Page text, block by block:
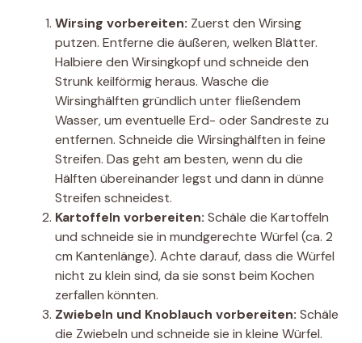
Wirsing vorbereiten: Zuerst den Wirsing
putzen. Entferne die äußeren, welken Blätter.
Halbiere den Wirsingkopf und schneide den
Strunk keilförmig heraus. Wasche die
Wirsinghälften gründlich unter fließendem
Wasser, um eventuelle Erd- oder Sandreste zu
entfernen. Schneide die Wirsinghälften in feine
Streifen. Das geht am besten, wenn du die
Hälften übereinander legst und dann in dünne
Streifen schneidest.
Kartoffeln vorbereiten: Schäle die Kartoffeln
und schneide sie in mundgerechte Würfel (ca. 2
cm Kantenlänge). Achte darauf, dass die Würfel
nicht zu klein sind, da sie sonst beim Kochen
zerfallen könnten.
Zwiebeln und Knoblauch vorbereiten: Schäle
die Zwiebeln und schneide sie in kleine Würfel.